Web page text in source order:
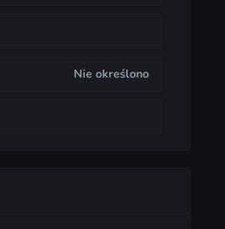
Nie określono